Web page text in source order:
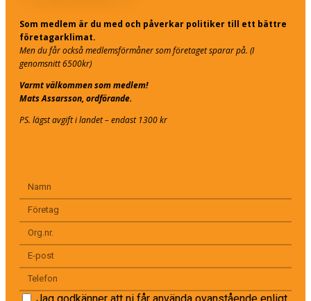
Som medlem är du med och påverkar politiker till ett bättre
företagarklimat.
Men du får också medlemsförmåner som företaget sparar på. (I
genomsnitt 6500kr)
Varmt välkommen som medlem!
Mats Assarsson, ordförande.
PS. lägst avgift i landet – endast 1300 kr